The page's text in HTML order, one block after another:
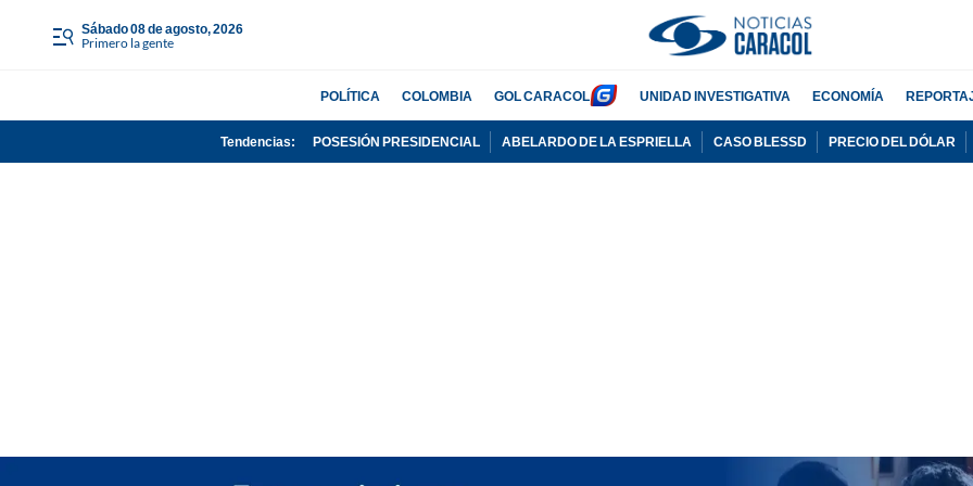
sábado 08 de agosto, 2026
Primero la gente
POLÍTICA COLOMBIA GOL CARACOL UNIDAD INVESTIGATIVA ECONOMÍA
Tendencias: POSESIÓN PRESIDENCIAL ABELARDO DE LA ESPRIELLA CASO BLESSD PRECIO DEL DÓLAR